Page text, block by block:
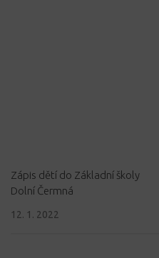
Zápis dětí do Základní školy
Dolní Čermná
12. 1. 2022